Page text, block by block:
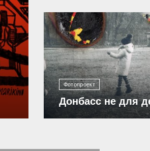
Фотопроект
Донбасс не для
12 303